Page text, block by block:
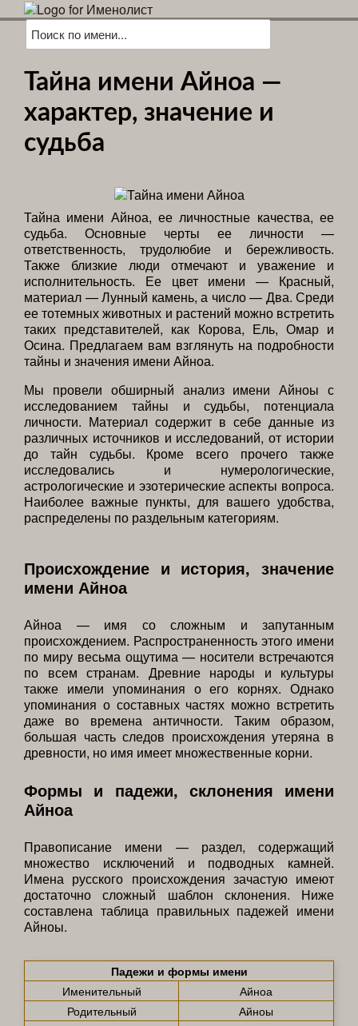
Тайна имени Айноа —
характер, значение и
судьба
Тайна имени Айноа, ее личностные качества, ее
судьба. Основные черты ее личности —
ответственность, трудолюбие и бережливость.
Также близкие люди отмечают и уважение и
исполнительность. Ее цвет имени — Красный,
материал — Лунный камень, а число — Два. Среди
ее тотемных животных и растений можно встретить
таких представителей, как Корова, Ель, Омар и
Осина. Предлагаем вам взглянуть на подробности
тайны и значения имени Айноа.
Мы провели обширный анализ имени Айноы с
исследованием тайны и судьбы, потенциала
личности. Материал содержит в себе данные из
различных источников и исследований, от истории
до тайн судьбы. Кроме всего прочего также
исследовались и нумерологические,
астрологические и эзотерические аспекты вопроса.
Наиболее важные пункты, для вашего удобства,
распределены по раздельным категориям.
Происхождение и история, значение
имени Айноа
Айноа — имя со сложным и запутанным
происхождением. Распространенность этого имени
по миру весьма ощутима — носители встречаются
по всем странам. Древние народы и культуры
также имели упоминания о его корнях. Однако
упоминания о составных частях можно встретить
даже во времена античности. Таким образом,
большая часть следов происхождения утеряна в
древности, но имя имеет множественные корни.
Формы и падежи, склонения имени
Айноа
Правописание имени — раздел, содержащий
множество исключений и подводных камней.
Имена русского происхождения зачастую имеют
достаточно сложный шаблон склонения. Ниже
составлена таблица правильных падежей имени
Айноы.
Падежи и формы имени
Именительный
Айноа
Родительный
Айноы